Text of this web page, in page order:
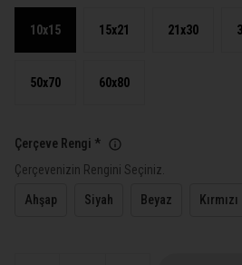
10x15 15x21 21x30
50x70 60x80
Çerçeve Rengi *
Çerçevenizin Rengini Seçiniz.
Ahşap Siyah Beyaz Kırmızı